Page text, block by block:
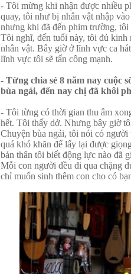
- Tôi mừng khi nhận được nhiều
quay, tôi như bị nhân vật nhập
nhưng khi đã đến phim trường,
Tôi nghĩ, đến tuổi này, tôi đủ kinh
nhân vật. Bây giờ ở lĩnh vực ca
lĩnh vực tôi sẽ tấn công mạnh.
- Từng chia sẻ 8 năm nay cuộc
bùa ngải, đến nay chị đã khôi
- Tôi từng có thời gian thu âm
hết. Tôi thấy dở. Nhưng bây giờ
Chuyện bùa ngải, tôi nói có
quá khó khăn để lấy lại được
bản thân tôi biết động lực nào đã
Mỗi con người đều đi qua chặng
chỉ muốn sinh thêm con cho có